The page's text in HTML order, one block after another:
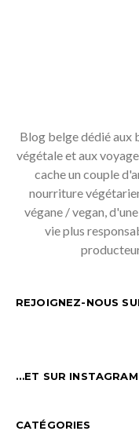
Blog belge dédié aux
végétale et aux
cache un couple
nourriture
végane / vegan,
vie plus
REJOIGNEZ-NOUS
…ET SUR
CATÉGORIES